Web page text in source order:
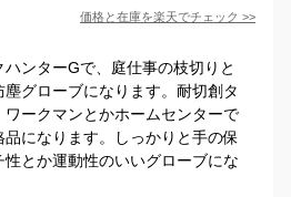
価格と在庫を楽天でチェック >>
ンターGで、庭仕事の枝切りと
グローブになります。耐切創タ
ークマンとかホームセンターで
になります。しっかりと手の保
とか運動性のいいグローブにな